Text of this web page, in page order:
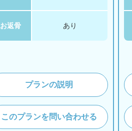
お返骨 あり
プランの説明
このプランを問い合わせる